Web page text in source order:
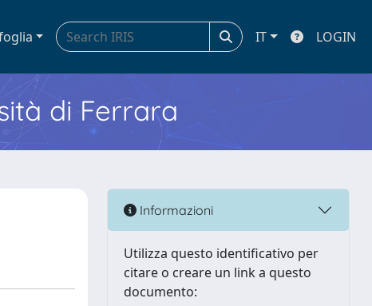
IT LOGIN
di Ferrara
Informazioni
Utilizza questo identificativo per
citare o creare un link a questo
documento: